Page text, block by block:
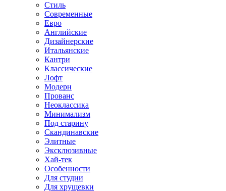
Стиль
Современные
Евро
Английские
Дизайнерские
Итальянские
Кантри
Классические
Лофт
Модерн
Прованс
Неоклассика
Минимализм
Под старину
Скандинавские
Элитные
Эксклюзивные
Хай-тек
Особенности
Для студии
Для хрущевки